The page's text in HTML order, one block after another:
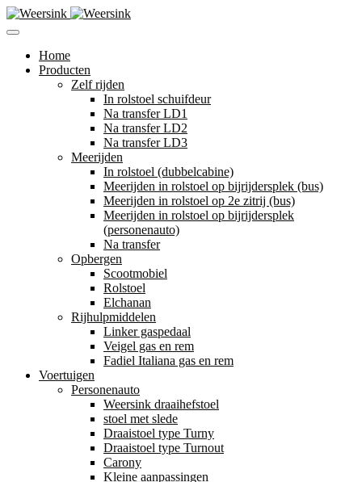
Home
Producten
Zelf rijden
In rolstoel schuifdeur
Na transfer LD1
Na transfer LD2
Na transfer LD3
Meerijden
In rolstoel (dubbelcabine)
Meerijden in rolstoel op bijrijdersplek (bus)
Meerijden in rolstoel op 2e zitrij (bus)
Meerijden in rolstoel op bijrijdersplek
(personenauto)
Na transfer
Opbergen
Scootmobiel
Rolstoel
Elchanan
Rijhulpmiddelen
Linker gaspedaal
Veigel gas en rem
Fadiel Italiana gas en rem
Voertuigen
Personenauto
Weersink draaihefstoel
stoel met slede
Draaistoel type Turny
Draaistoel type Turnout
Carony
Kleine aanpassingen